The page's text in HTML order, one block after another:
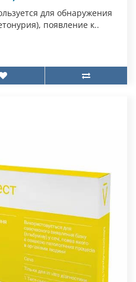
для обнаружения
появление к..